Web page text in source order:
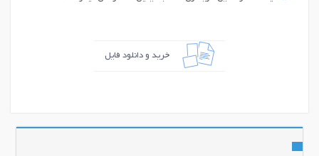
خرید و دانلود فایل